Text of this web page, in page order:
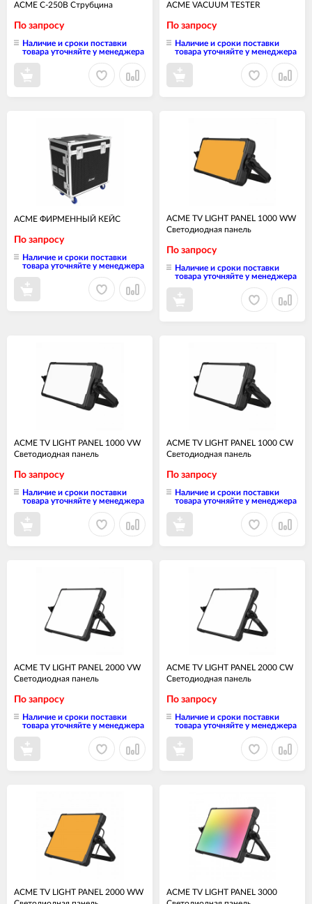
ACME C-250B Струбцина
По запросу
Наличие и сроки поставки
товара уточняйте у менеджера
ACME VACUUM TESTER
По запросу
Наличие и сроки поставки
товара уточняйте у менеджера
ACME ФИРМЕННЫЙ КЕЙС
По запросу
Наличие и сроки поставки
товара уточняйте у менеджера
ACME TV LIGHT PANEL 1000 WW
Светодиодная панель
По запросу
Наличие и сроки поставки
товара уточняйте у менеджера
ACME TV LIGHT PANEL 1000 VW
Светодиодная панель
По запросу
Наличие и сроки поставки
товара уточняйте у менеджера
ACME TV LIGHT PANEL 1000 CW
Светодиодная панель
По запросу
Наличие и сроки поставки
товара уточняйте у менеджера
ACME TV LIGHT PANEL 2000 VW
Светодиодная панель
По запросу
Наличие и сроки поставки
товара уточняйте у менеджера
ACME TV LIGHT PANEL 2000 CW
Светодиодная панель
По запросу
Наличие и сроки поставки
товара уточняйте у менеджера
ACME TV LIGHT PANEL 2000 WW
ACME TV LIGHT PANEL 3000